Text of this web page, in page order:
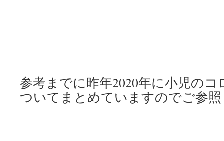
参考までに昨年2020年に小児の
ついてまとめていますのでご参